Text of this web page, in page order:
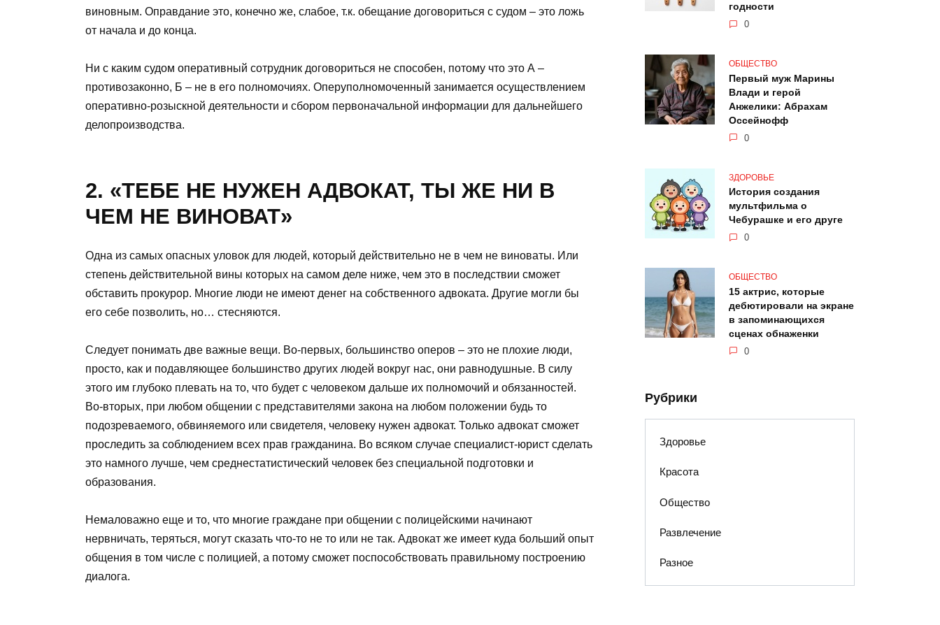
виновным. Оправдание это, конечно же, слабое, т.к. обещание договориться с судом – это ложь
от начала и до конца.
Ни с каким судом оперативный сотрудник договориться не способен, потому что это А –
противозаконно, Б – не в его полномочиях. Оперуполномоченный занимается осуществлением
оперативно-розыскной деятельности и сбором первоначальной информации для дальнейшего
делопроизводства.
2. «ТЕБЕ НЕ НУЖЕН АДВОКАТ, ТЫ ЖЕ НИ В
ЧЕМ НЕ ВИНОВАТ»
Одна из самых опасных уловок для людей, который действительно не в чем не виноваты. Или
степень действительной вины которых на самом деле ниже, чем это в последствии сможет
обставить прокурор. Многие люди не имеют денег на собственного адвоката. Другие могли бы
его себе позволить, но… стесняются.
Следует понимать две важные вещи. Во-первых, большинство оперов – это не плохие люди,
просто, как и подавляющее большинство других людей вокруг нас, они равнодушные. В силу
этого им глубоко плевать на то, что будет с человеком дальше их полномочий и обязанностей.
Во-вторых, при любом общении с представителями закона на любом положении будь то
подозреваемого, обвиняемого или свидетеля, человеку нужен адвокат. Только адвокат сможет
проследить за соблюдением всех прав гражданина. Во всяком случае специалист-юрист сделать
это намного лучше, чем среднестатистический человек без специальной подготовки и
образования.
Немаловажно еще и то, что многие граждане при общении с полицейскими начинают
нервничать, теряться, могут сказать что-то не то или не так. Адвокат же имеет куда больший опыт
общения в том числе с полицией, а потому сможет поспособствовать правильному построению
диалога.
годности
0
ОБЩЕСТВО
Первый муж Марины
Влади и герой
Анжелики: Абрахам
Оссейнофф
0
ЗДОРОВЬЕ
История создания
мультфильма о
Чебурашке и его друге
0
ОБЩЕСТВО
15 актрис, которые
дебютировали на экране
в запоминающихся
сценах обнаженки
0
Рубрики
Здоровье
Красота
Общество
Развлечение
Разное